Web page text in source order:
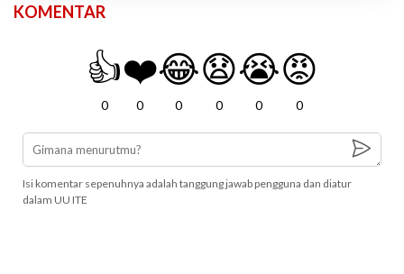
KOMENTAR
👍
0
❤️
0
😂
0
😧
0
😭
0
😡
0
Isi komentar sepenuhnya adalah tanggung jawab pengguna dan diatur
dalam UU ITE